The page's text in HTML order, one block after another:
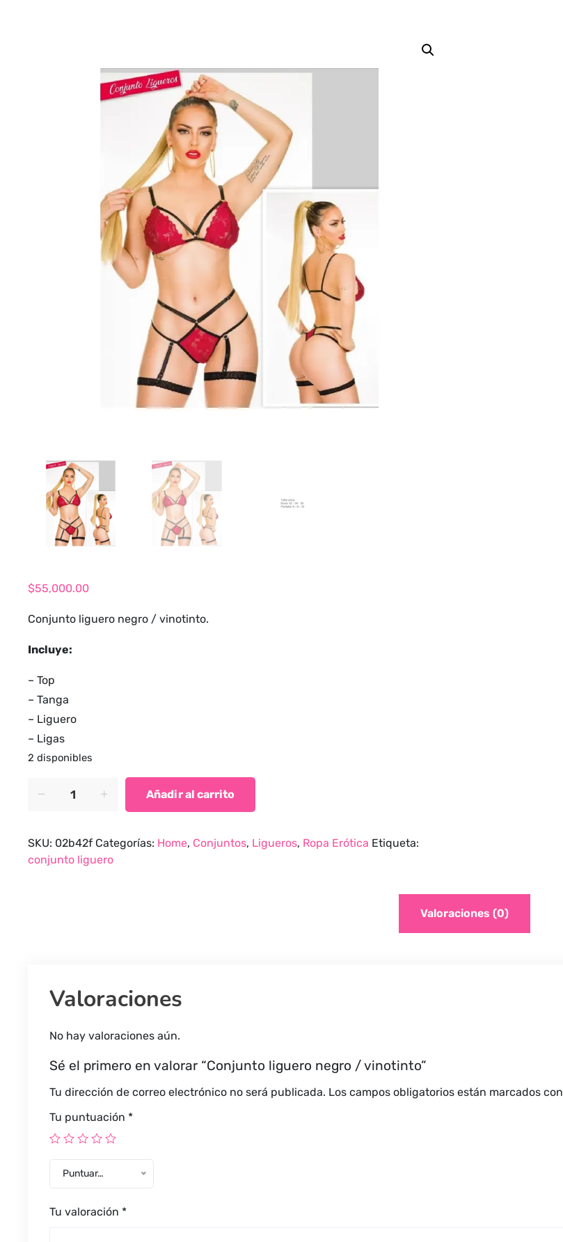
$55,000.00
Conjunto liguero negro / vinotinto.
Incluye:
– Top
– Tanga
– Liguero
– Ligas
2 disponibles
vinotinto
quantity
Añadir al carrito
SKU: 02b42f Categorías: Home, Conjuntos, Ligueros, Ropa Erótica Etiqueta:
conjunto liguero
Valoraciones (0)
Valoraciones
No hay valoraciones aún.
Sé el primero en valorar “Conjunto liguero negro / vinotinto”
Tu dirección de correo electrónico no será publicada. Los campos obligatorios están marcados con
Tu puntuación *
Puntuar…
Tu valoración *